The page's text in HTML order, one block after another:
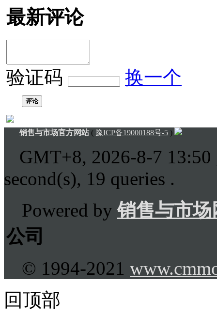
最新评论
验证码 换一个
评论
销售与市场官方网站( 豫ICP备19000188号-5 )
GMT+8, 2026-8-7 13:50
second(s), 19 queries .
Powered by销售与市场
公司
© 1994-2021
回顶部